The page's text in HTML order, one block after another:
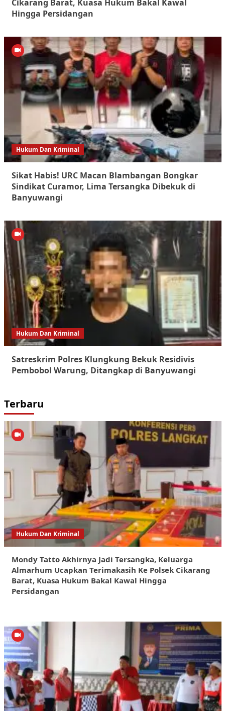
Cikarang Barat, Kuasa Hukum Bakal Kawal
Hingga Persidangan
Hukum Dan Kriminal
Sikat Habis! URC Macan Blambangan Bongkar
Sindikat Curamor, Lima Tersangka Dibekuk di
Banyuwangi
Hukum Dan Kriminal
Satreskrim Polres Klungkung Bekuk Residivis
Pembobol Warung, Ditangkap di Banyuwangi
Terbaru
Hukum Dan Kriminal
Mondy Tatto Akhirnya Jadi Tersangka, Keluarga
Almarhum Ucapkan Terimakasih Ke Polsek Cikarang
Barat, Kuasa Hukum Bakal Kawal Hingga
Persidangan